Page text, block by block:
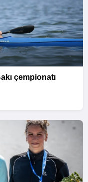
çempionatı